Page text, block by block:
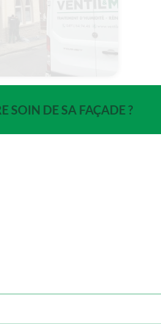
SOIN DE SA FAÇADE ?